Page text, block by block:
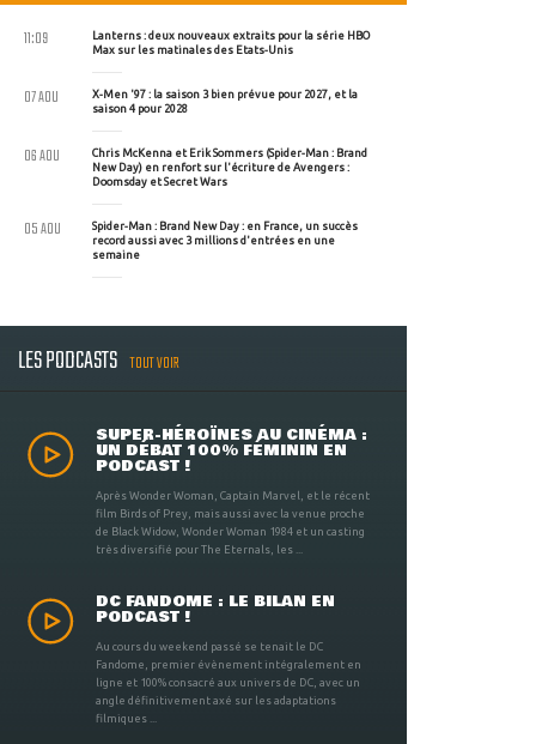
Lanterns : deux nouveaux extraits pour la série HBO
Max sur les matinales des Etats-Unis
11:09
X-Men '97 : la saison 3 bien prévue pour 2027, et la
saison 4 pour 2028
07 AOU
Chris McKenna et Erik Sommers (Spider-Man : Brand
New Day) en renfort sur l'écriture de Avengers :
Doomsday et Secret Wars
06 AOU
Spider-Man : Brand New Day : en France, un succès
record aussi avec 3 millions d'entrées en une
semaine
05 AOU
LES PODCASTS TOUT VOIR
SUPER-HÉROÏNES AU CINÉMA :
UN DÉBAT 100% FÉMININ EN
PODCAST !
Après Wonder Woman, Captain Marvel, et le récent
film Birds of Prey, mais aussi avec la venue proche
de Black Widow, Wonder Woman 1984 et un casting
très diversifié pour The Eternals, les ...
DC FANDOME : LE BILAN EN
PODCAST !
Au cours du weekend passé se tenait le DC
Fandome, premier évènement intégralement en
ligne et 100% consacré aux univers de DC, avec un
angle définitivement axé sur les adaptations
filmiques ...